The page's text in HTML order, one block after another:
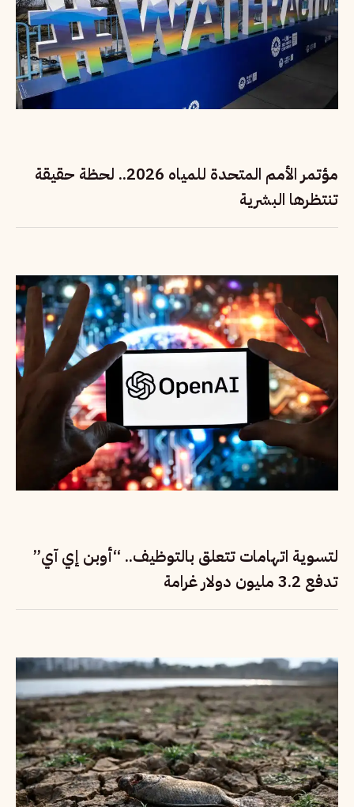
مؤتمر الأمم المتحدة للمياه 2026.. لحظة حقيقة
تنتظرها البشرية
لتسوية اتهامات تتعلق بالتوظيف.. “أوبن إي آي”
تدفع 3.2 مليون دولار غرامة